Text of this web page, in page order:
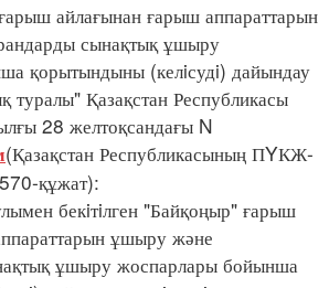
айлағынан ғарыш аппараттарын
сынақтық ұшыру
қорытындыны (келiсудi) дайындау
туралы" Қазақстан Республикасы
28 желтоқсандағы N
(Қазақстан Республикасының ПYКЖ-
құжат):
бекiтiлген "Байқоңыр" ғарыш
ұшыру және
ұшыру жоспарлары бойынша